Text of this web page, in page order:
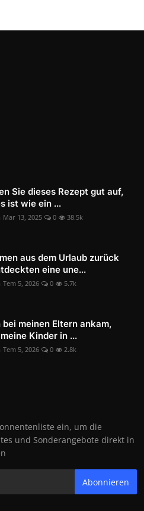
Sie dieses Rezept gut auf,
ist wie ein ...
Mar 13, 2025 0 38.5k
aus dem Urlaub zurück
eine une...
Tem 5, 2026 0 5.7k
bei meinen Eltern ankam,
Kinder in ...
Tem 5, 2026 0 2.8k
ein, um die
und Sonderangebote direkt in
Abonnieren